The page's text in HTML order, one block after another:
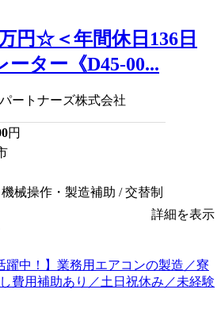
円☆＜年間休日136日
ーター《D45-00...
ートナーズ株式会社
円
械操作・製造補助 / 交替制
詳細を表示